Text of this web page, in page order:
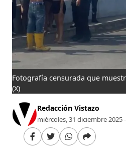
Fotografía censurada que
(X)
Redacción Vistazo
miércoles, 31 diciembre 2025